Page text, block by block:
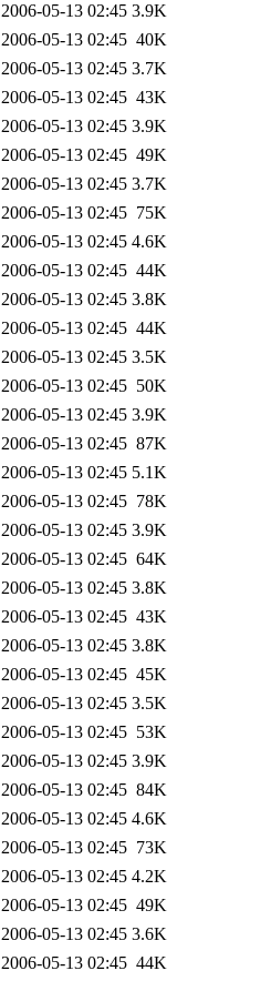
2006-05-13 02:45 3.9K
2006-05-13 02:45 40K
2006-05-13 02:45 3.7K
2006-05-13 02:45 43K
2006-05-13 02:45 3.9K
2006-05-13 02:45 49K
2006-05-13 02:45 3.7K
2006-05-13 02:45 75K
2006-05-13 02:45 4.6K
2006-05-13 02:45 44K
2006-05-13 02:45 3.8K
2006-05-13 02:45 44K
2006-05-13 02:45 3.5K
2006-05-13 02:45 50K
2006-05-13 02:45 3.9K
2006-05-13 02:45 87K
2006-05-13 02:45 5.1K
2006-05-13 02:45 78K
2006-05-13 02:45 3.9K
2006-05-13 02:45 64K
2006-05-13 02:45 3.8K
2006-05-13 02:45 43K
2006-05-13 02:45 3.8K
2006-05-13 02:45 45K
2006-05-13 02:45 3.5K
2006-05-13 02:45 53K
2006-05-13 02:45 3.9K
2006-05-13 02:45 84K
2006-05-13 02:45 4.6K
2006-05-13 02:45 73K
2006-05-13 02:45 4.2K
2006-05-13 02:45 49K
2006-05-13 02:45 3.6K
2006-05-13 02:45 44K